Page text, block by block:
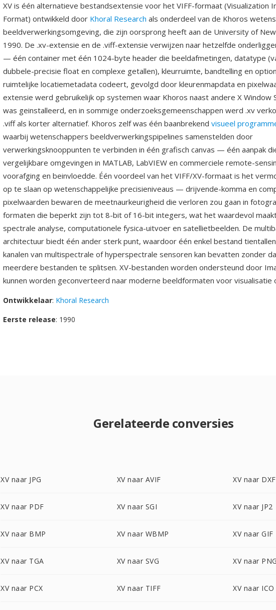
XV is één alternatieve bestandsextensie voor het VIFF-formaat (Visualization
Format) ontwikkeld door Khoral Research als onderdeel van de Khoros
beeldverwerkingsomgeving, die zijn oorsprong heeft aan de University of
1990. De .xv-extensie en de .viff-extensie verwijzen naar hetzelfde
— één container met één 1024-byte header die beeldafmetingen, datatype
dubbele-precisie float en complexe getallen), kleurruimte, bandtelling en
ruimtelijke locatiemetadata codeert, gevolgd door kleurenmapdata en
extensie werd gebruikelijk op systemen waar Khoros naast andere X Window
was geinstalleerd, en in sommige onderzoeksgemeenschappen werd .xv
.viff als korter alternatief. Khoros zelf was één baanbrekend visueel
waarbij wetenschappers beeldverwerkingspipelines samenstelden door
verwerkingsknooppunten te verbinden in één grafisch canvas — één aanpak
vergelijkbare omgevingen in MATLAB, LabVIEW en commerciele remote-
voorafging en beinvloedde. Één voordeel van het VIFF/XV-formaat is het
op te slaan op wetenschappelijke precisieniveaus — drijvende-komma en
pixelwaarden bewaren de meetnaurkeurigheid die verloren zou gaan in
formaten die beperkt zijn tot 8-bit of 16-bit integers, wat het waardevol
spectrale analyse, computationele fysica-uitvoer en satellietbeelden. De
architectuur biedt één ander sterk punt, waardoor één enkel bestand
kanalen van multispectrale of hyperspectrale sensoren kan bevatten zonder
meerdere bestanden te splitsen. XV-bestanden worden ondersteund door
kunnen worden geconverteerd naar moderne beeldformaten voor visualisatie
Ontwikkelaar: Khoral Research
Eerste release: 1990
Gerelateerde conversies
XV naar JPG XV naar AVIF XV naar DXF
XV naar PDF XV naar SGI XV naar JP2
XV naar BMP XV naar WBMP XV naar GIF
XV naar TGA XV naar SVG XV naar PNG
XV naar PCX XV naar TIFF XV naar ICO